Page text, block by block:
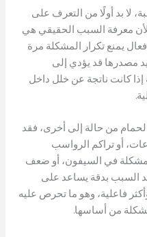
لا بد أولًا من التعرف على
معرفة السبب الحقيقي هي
يمنع تكرار المشكلة مرة
مصدرها قد يؤدي إلى
كانت ناتجة عن خلل داخل
من حالة إلى أخرى، فقد
أو تراكم الرواسب
مشكلة في السيفون، أو ضعف
السبب بدقة يساعد على
فاعلية، وهو ما تحرص عليه
من أساسها.